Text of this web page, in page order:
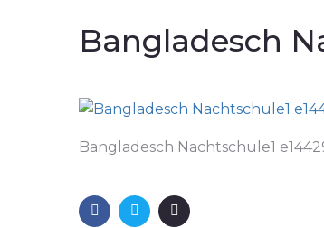
Bangladesch
Bangladesch Nachtschule1